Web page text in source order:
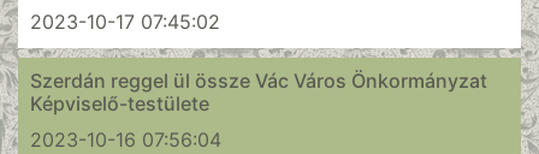
2023-10-17 07:45:02
Szerdán reggel ül össze Vác Város Önkormányzat
Képviselő-testülete
2023-10-16 07:56:04